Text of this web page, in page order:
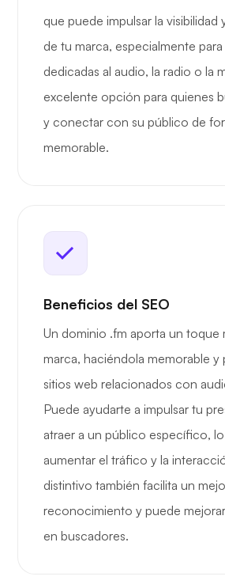
que puede impulsar la visibilidad
de tu marca, especialmente para
dedicadas al audio, la radio o la
excelente opción para quienes
y conectar con su público de
memorable.
Beneficios del SEO
Un dominio .fm aporta un toque
marca, haciéndola memorable y
sitios web relacionados con
Puede ayudarte a impulsar tu
atraer a un público específico,
aumentar el tráfico y la
distintivo también facilita un
reconocimiento y puede
en buscadores.